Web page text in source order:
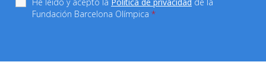
He leído y acepto la Política de privacidad de la
Fundación Barcelona Olímpica *